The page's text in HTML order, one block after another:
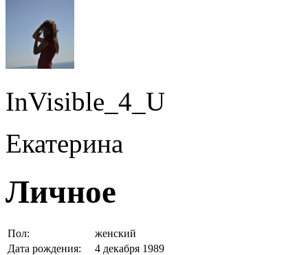
InVisible_4_U
Екатерина
Личное
Пол:
женский
Дата рождения:
4 декабря 1989